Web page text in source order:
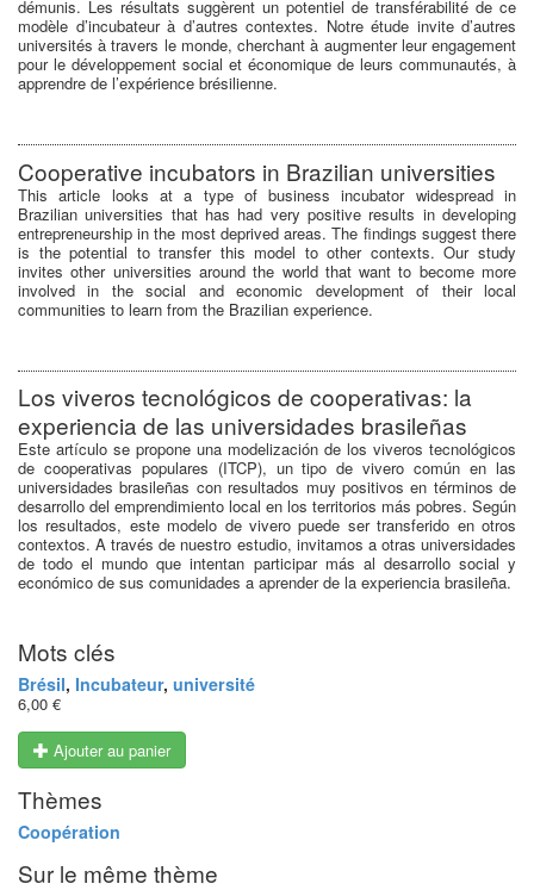
démunis. Les résultats suggèrent un potentiel de transférabilité de ce
modèle d’incubateur à d’autres contextes. Notre étude invite d’autres
universités à travers le monde, cherchant à augmenter leur engagement
pour le développement social et économique de leurs communautés, à
apprendre de l’expérience brésilienne.
Cooperative incubators in Brazilian universities
This article looks at a type of business incubator widespread in
Brazilian universities that has had very positive results in developing
entrepreneurship in the most deprived areas. The findings suggest there
is the potential to transfer this model to other contexts. Our study
invites other universities around the world that want to become more
involved in the social and economic development of their local
communities to learn from the Brazilian experience.
Los viveros tecnológicos de cooperativas: la
experiencia de las universidades brasileñas
Este artículo se propone una modelización de los viveros tecnológicos
de cooperativas populares (ITCP), un tipo de vivero común en las
universidades brasileñas con resultados muy positivos en términos de
desarrollo del emprendimiento local en los territorios más pobres. Según
los resultados, este modelo de vivero puede ser transferido en otros
contextos. A través de nuestro estudio, invitamos a otras universidades
de todo el mundo que intentan participar más al ­desarrollo social y
económico de sus comunidades a aprender de la experiencia brasileña.
Mots clés
Brésil, Incubateur, université
6,00 €
Ajouter au panier
Thèmes
Coopération
Sur le même thème